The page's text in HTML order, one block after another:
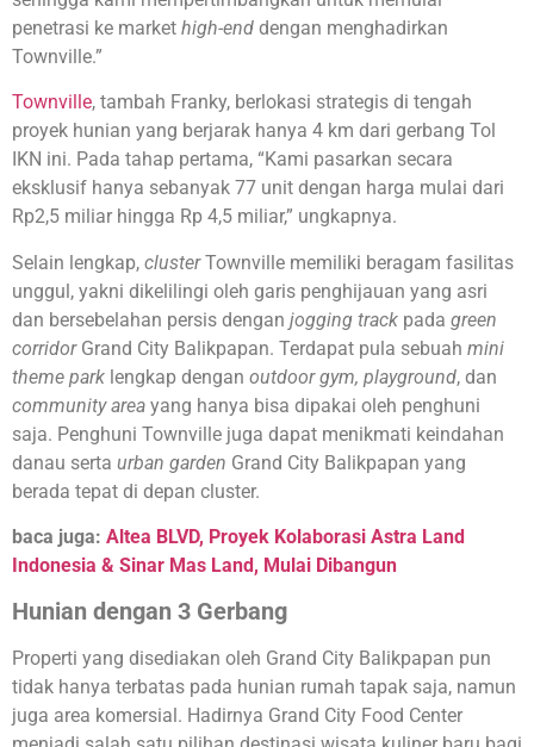
penetrasi ke market high-end dengan menghadirkan
Townville.”
Townville, tambah Franky, berlokasi strategis di tengah
proyek hunian yang berjarak hanya 4 km dari gerbang Tol
IKN ini. Pada tahap pertama, “Kami pasarkan secara
eksklusif hanya sebanyak 77 unit dengan harga mulai dari
Rp2,5 miliar hingga Rp 4,5 miliar,” ungkapnya.
Selain lengkap, clusterTownville memiliki beragam fasilitas
unggul, yakni dikelilingi oleh garis penghijauan yang asri
dan bersebelahan persis dengan jogging track pada green
corridorGrand City Balikpapan. Terdapat pula sebuah mini
theme park lengkap dengan outdoor gym, playground, dan
community area yang hanya bisa dipakai oleh penghuni
saja. Penghuni Townville juga dapat menikmati keindahan
danau serta urban garden Grand City Balikpapan yang
berada tepat di depan cluster.
baca juga: Altea BLVD, Proyek Kolaborasi Astra Land
Indonesia & Sinar Mas Land, Mulai Dibangun
Hunian dengan 3 Gerbang
Properti yang disediakan oleh Grand City Balikpapan pun
tidak hanya terbatas pada hunian rumah tapak saja, namun
juga area komersial. Hadirnya Grand City Food Center